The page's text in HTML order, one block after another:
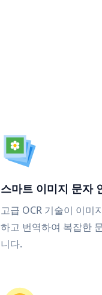
스마트 이미지 문자
고급 OCR 기술이 이미
하고 번역하여 복잡한
니다.